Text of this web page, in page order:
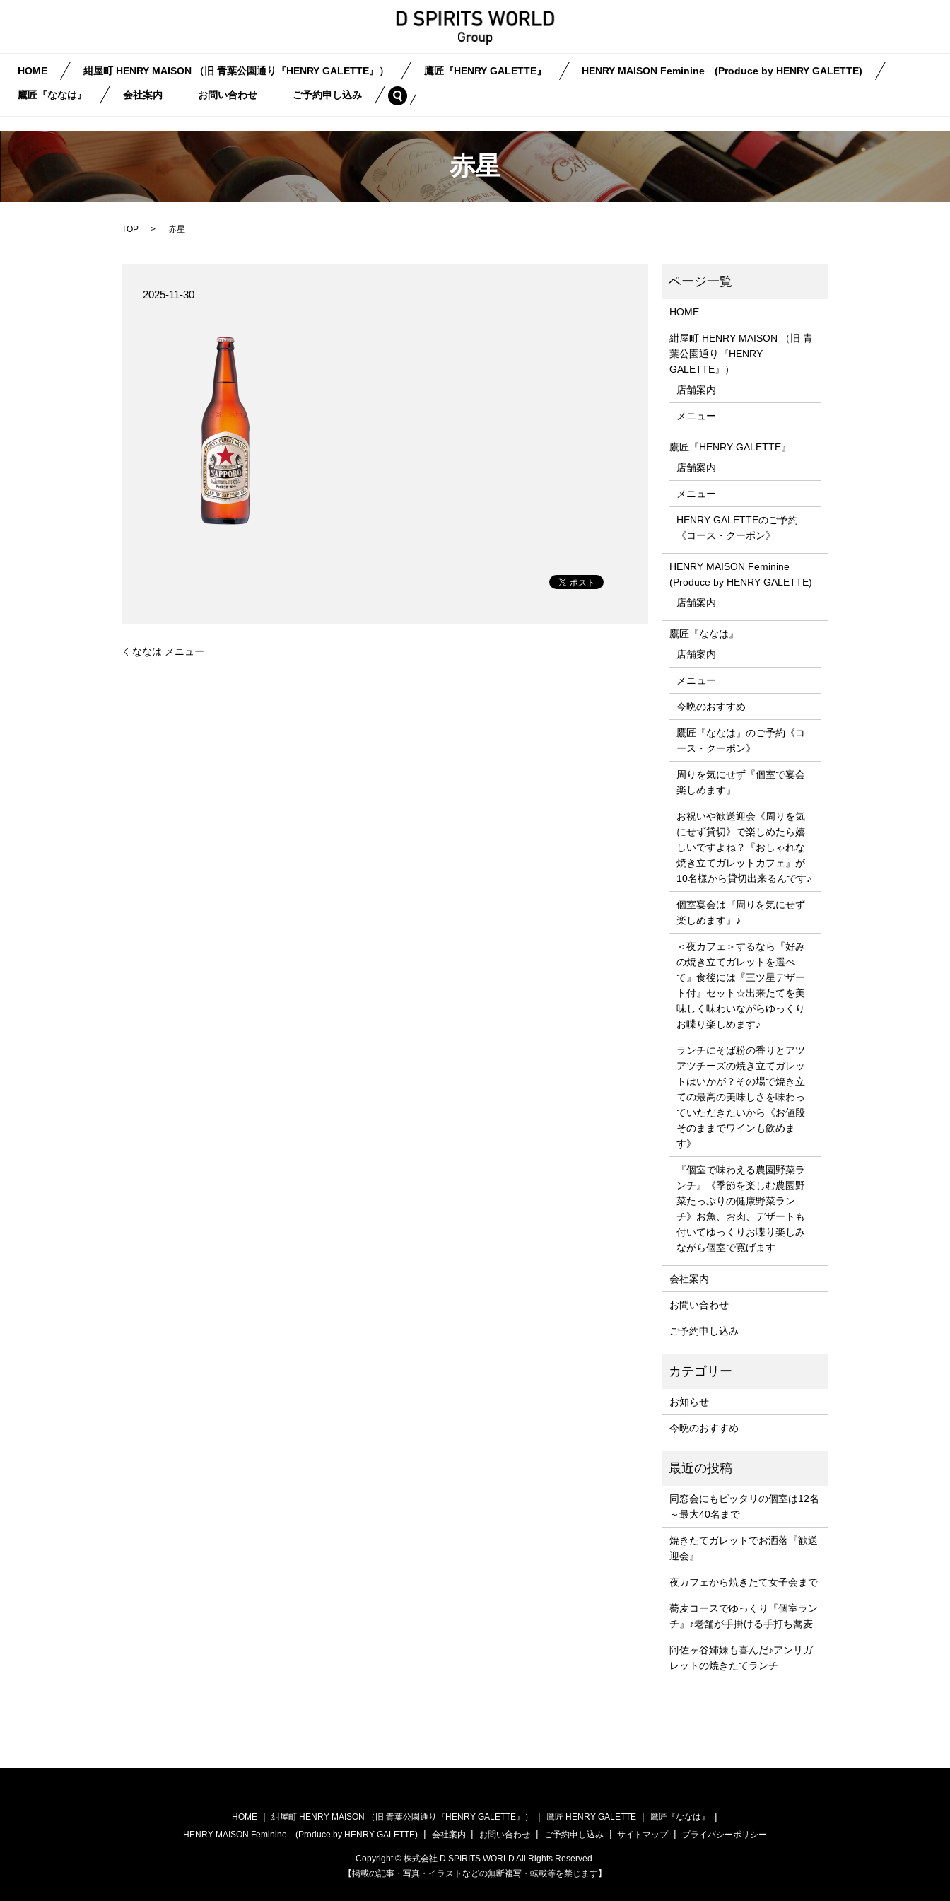
HOME 紺屋町 HENRY MAISON （旧 青葉公園通り『HENRY GALETTE』） 鷹匠『HENRY GALETTE』 HENRY MAISON Feminine (Produce by HENRY GALETTE)
鷹匠『ななは』 会社案内 お問い合わせ ご予約申し込み search
赤星
TOP 赤星
2025-11-30
ななは メニュー
HOME
紺屋町 HENRY MAISON （旧 青
葉公園通り『HENRY
GALETTE』）
店舗案内
メニュー
鷹匠『HENRY GALETTE』
店舗案内
メニュー
HENRY GALETTEのご予約
《コース・クーポン》
HENRY MAISON Feminine
(Produce by HENRY GALETTE)
店舗案内
鷹匠『ななは』
店舗案内
メニュー
今晩のおすすめ
鷹匠『ななは』のご予約《コ
ース・クーポン》
周りを気にせず『個室で宴会
楽しめます』
お祝いや歓送迎会《周りを気
にせず貸切》で楽しめたら嬉
しいですよね？『おしゃれな
焼き立てガレットカフェ』が
10名様から貸切出来るんです♪
個室宴会は『周りを気にせず
楽しめます』♪
＜夜カフェ＞するなら『好み
の焼き立てガレットを選べ
て』食後には『三ツ星デザー
ト付』セット☆出来たてを美
味しく味わいながらゆっくり
お喋り楽しめます♪
ランチにそば粉の香りとアツ
アツチーズの焼き立てガレッ
トはいかが？その場で焼き立
ての最高の美味しさを味わっ
ていただきたいから《お値段
そのままでワインも飲めま
す》
『個室で味わえる農園野菜ラ
ンチ』《季節を楽しむ農園野
菜たっぷりの健康野菜ラン
チ》お魚、お肉、デザートも
付いてゆっくりお喋り楽しみ
ながら個室で寛げます
会社案内
お問い合わせ
ご予約申し込み
お知らせ
今晩のおすすめ
同窓会にもピッタリの個室は12名
～最大40名まで
焼きたてガレットでお洒落『歓送
迎会』
夜カフェから焼きたて女子会まで
蕎麦コースでゆっくり『個室ラン
チ』♪老舗が手掛ける手打ち蕎麦
阿佐ヶ谷姉妹も喜んだ♪アンリガ
レットの焼きたてランチ
HOME 紺屋町 HENRY MAISON （旧 青葉公園通り『HENRY GALETTE』） 鷹匠 HENRY GALETTE
鷹匠『ななは』
HENRY MAISON Feminine (Produce by HENRY GALETTE)
会社案内 お問い合わせ ご予約申し込み サイトマップ プライバシーポリシー
Copyright © 株式会社 D SPIRITS WORLD All Rights Reserved.
【掲載の記事・写真・イラストなどの無断複写・転載等を禁じます】